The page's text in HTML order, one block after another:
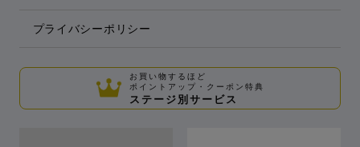
プライバシーポリシー
お買い物するほど
ポイントアップ・クーポン特典
ステージ別サービス